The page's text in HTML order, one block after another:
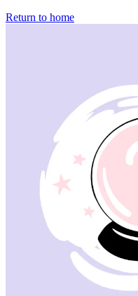
Return to home